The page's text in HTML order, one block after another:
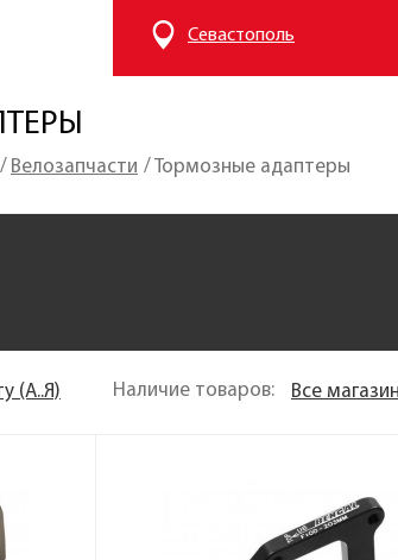
Севастополь
Велозапчасти Тормозные адаптеры
(A..Я) Наличие товаров: Все